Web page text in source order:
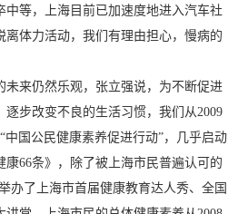
中等，上海目前已加速度地进入汽车社
离体力活动，我们有理由担心，慢病的
未来仍然乐观，张立强说，为不断促进
步改变不良的生活习惯，我们从2009
中国公民健康素养促进行动”，几乎启动
康66条》，除了被上海市民普遍认可的
办了上海市首届健康教育达人秀、全国